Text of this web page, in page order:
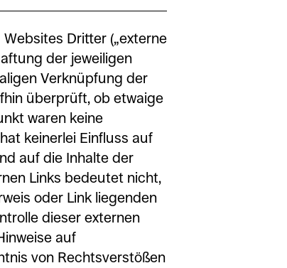
Dritter („externe
der jeweiligen
Verknüpfung der
überprüft, ob etwaige
waren keine
keinerlei Einfluss auf
auf die Inhalte der
Links bedeutet nicht,
oder Link liegenden
dieser externen
auf
von Rechtsverstößen